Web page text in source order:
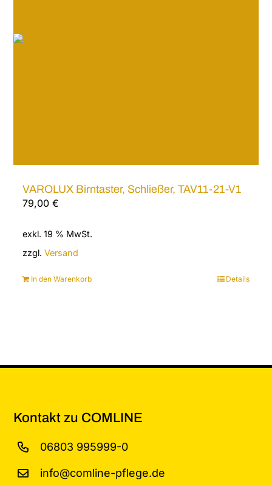
VAROLUX Birntaster, Schließer, TAV11-21-V1
79,00€
exkl. 19 % MwSt.
zzgl.Versand
In den Warenkorb Details
Kontakt zu COMLINE
06803 995999-0
info@comline-pflege.de